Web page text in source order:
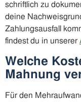
schriftlich zu
deine
Zahlungsausfall
findest du in unserer
Welche
Mahnung
Für den